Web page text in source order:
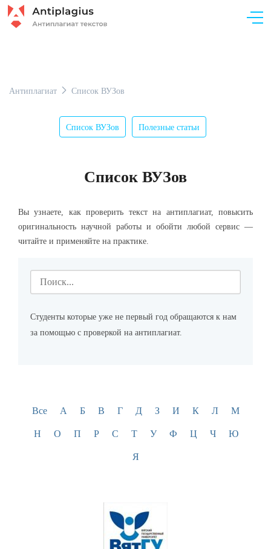
Антиплагиат Список ВУЗов
Список ВУЗов
Список ВУЗов Полезные статьи
Вы узнаете, как проверить текст на антиплагиат, повысить
оригинальность научной работы и обойти любой сервис —
читайте и применяйте на практике.
Студенты которые уже не первый год обращаются к нам
за помощью с проверкой на антиплагиат.
Все А Б В Г Д З И К Л М
Н О П Р С Т У Ф Ц Ч Ю
Я